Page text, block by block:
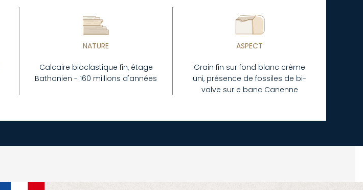
NATURE
Calcaire bioclastique fin, étage
Bathonien - 160 millions d'années
ASPECT
Grain fin sur fond blanc crème
uni, présence de fossiles de bi-
valve sur e banc Canenne